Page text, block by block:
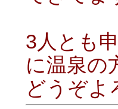
3人とも
に温泉の
どうぞよ